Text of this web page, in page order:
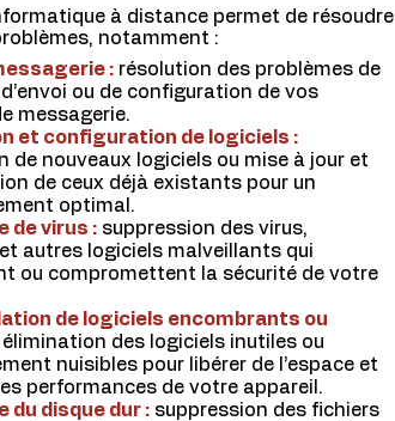
à distance permet de résoudre
notamment :
: résolution des problèmes de
ou de configuration de vos
messagerie.
et configuration de logiciels :
de nouveaux logiciels ou mise à jour et
de ceux déjà existants pour un
optimal.
de virus : suppression des virus,
autres logiciels malveillants qui
ou compromettent la sécurité de votre
de logiciels encombrants ou
élimination des logiciels inutiles ou
nuisibles pour libérer de l’espace et
performances de votre appareil.
du disque dur : suppression des fichiers